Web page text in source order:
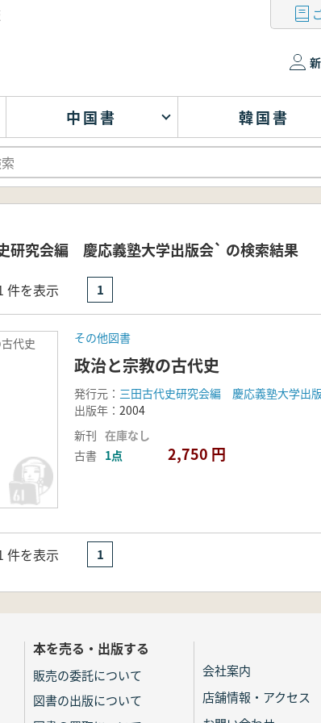
中国書 韓国書
研究会編 慶応義塾大学出版会` の検索結果
件を表示 1
代史 その他図書
政治と宗教の古代史
発行元： 三田古代史研究会編 慶応義塾大学出
出版年： 2004
新刊 在庫なし
古書 1点 2,750 円
件を表示 1
本を売る・出版する
販売の委託について
図書の出版について
会社案内
店舗情報・アクセス